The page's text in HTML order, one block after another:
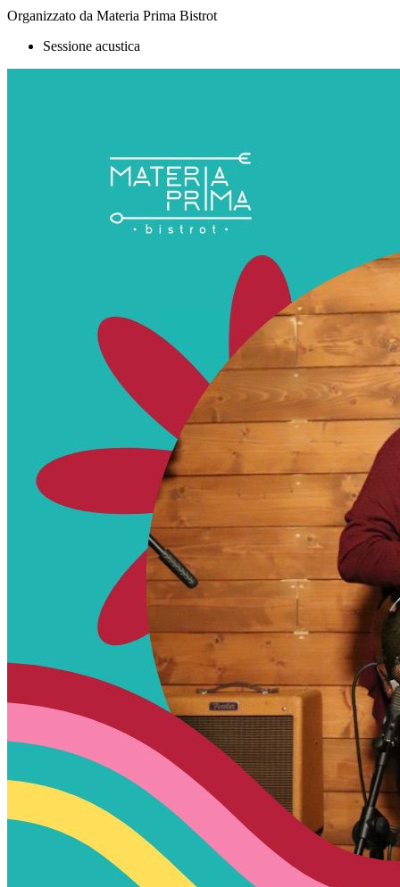
Organizzato da Materia Prima Bistrot
Sessione acustica